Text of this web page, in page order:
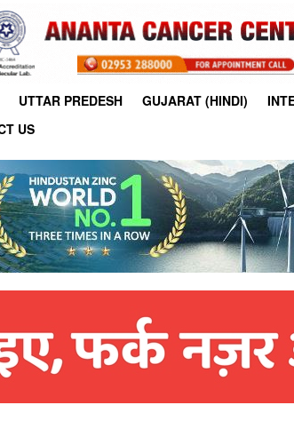
UTTAR PREDESH GUJARAT (HINDI)
US